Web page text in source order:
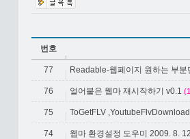
번호
77 Readable-웹페이지 원하는 부분
76 얼어붙은 웹마 재시작하기 v0.1
75 ToGetFLV
74 웹마 환경설정 도우미 2009. 8.